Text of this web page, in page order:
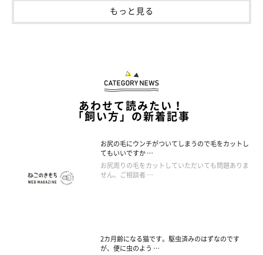
もっと見る
あわせて読みたい！
「飼い方」の新着記事
お尻の毛にウンチがついてしまうので毛をカットし
てもいいですか …
お尻周りの毛をカットしていただいても問題ありま
せん。ご相談者 …
2カ月齢になる猫です。駆虫済みのはずなのです
が、便に虫のよう …